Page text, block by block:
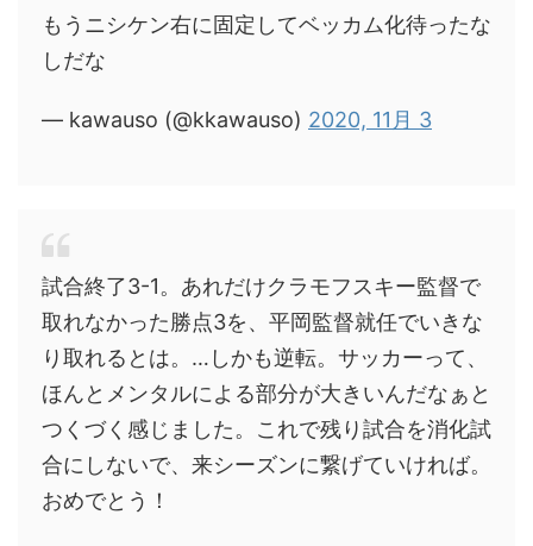
もうニシケン右に固定してベッカム化待ったな
しだな
— kawauso (@kkawauso) 2020, 11月 3
試合終了3-1。あれだけクラモフスキー監督で
取れなかった勝点3を、平岡監督就任でいきな
り取れるとは。…しかも逆転。サッカーって、
ほんとメンタルによる部分が大きいんだなぁと
つくづく感じました。これで残り試合を消化試
合にしないで、来シーズンに繋げていければ。
おめでとう！